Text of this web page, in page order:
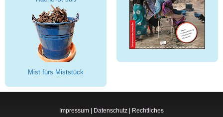
Mist fürs Miststück
Impressum | Datenschutz | Rechtliches